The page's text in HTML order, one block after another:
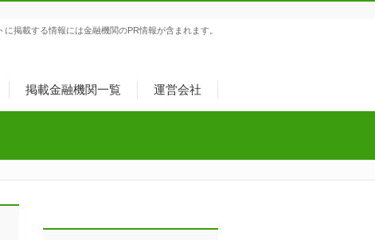
掲載金融機関一覧 運営会社
に掲載する情報には金融機関のPR情報が含まれます。